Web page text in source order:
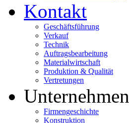
Kontakt
Geschäftsführung
Verkauf
Technik
Auftragsbearbeitung
Materialwirtschaft
Produktion & Qualität
Vertretungen
Unternehmen
Firmengeschichte
Konstruktion